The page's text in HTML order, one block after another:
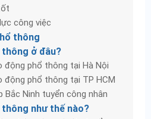
công việc
thông
thông ở đâu?
động phổ thông tại Hà Nội
động phổ thông tại TP HCM
Bắc Ninh tuyển công nhân
thông như thế nào?